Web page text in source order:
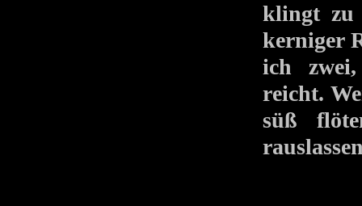
klingt zu
kerniger
ich
reicht.
süß